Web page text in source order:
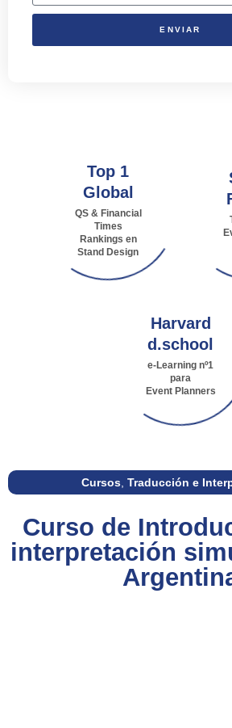
ENVIAR
Top 1
Global
QS & Financial
Times
Rankings en
Stand Design
Harvard
d.school
e-Learning nº1
para
Event Planners
Cursos Traducción e
Curso de
interpretación